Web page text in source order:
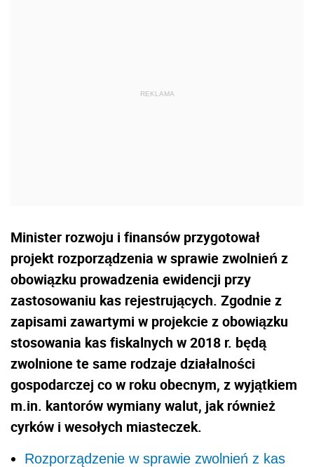
Minister rozwoju i finansów przygotował
projekt rozporządzenia w sprawie zwolnień z
obowiązku prowadzenia ewidencji przy
zastosowaniu kas rejestrujących. Zgodnie z
zapisami zawartymi w projekcie z obowiązku
stosowania kas fiskalnych w 2018 r. będą
zwolnione te same rodzaje działalności
gospodarczej co w roku obecnym, z wyjątkiem
m.in. kantorów wymiany walut, jak również
cyrków i wesołych miasteczek.
Rozporządzenie w sprawie zwolnień z kas